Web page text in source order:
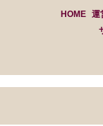
HOME 運